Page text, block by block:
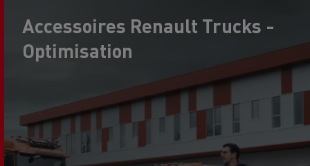
Accessoires Renault Trucks -
Optimisation